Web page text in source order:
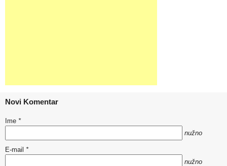
Novi Komentar
Ime *
nužno
E-mail *
nužno